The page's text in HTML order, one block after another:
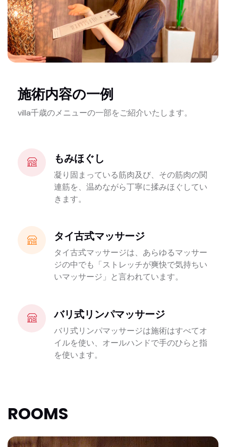
施術内容の一例
villa千歳のメニューの一部をご紹介いたします。
もみほぐし
凝り固まっている筋肉及び、その筋肉の関
連筋を、温めながら丁寧に揉みほぐしてい
きます。
タイ古式マッサージ
タイ古式マッサージは、あらゆるマッサー
ジの中でも「ストレッチが爽快で気持ちい
いマッサージ」と言われています。
バリ式リンパマッサージ
バリ式リンパマッサージは施術はすべてオ
イルを使い、オールハンドで手のひらと指
を使います。
ROOMS